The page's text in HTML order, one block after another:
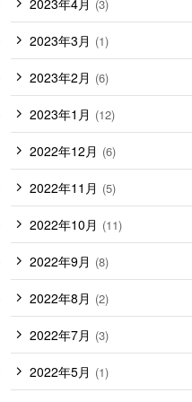
(3)
2023年3月 (1)
2023年2月 (6)
2023年1月 (12)
2022年12月 (6)
2022年11月 (5)
2022年10月 (11)
2022年9月 (8)
2022年8月 (2)
2022年7月 (3)
2022年5月 (1)